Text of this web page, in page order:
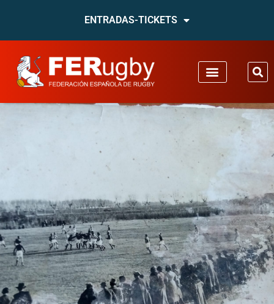
ENTRADAS-TICKETS